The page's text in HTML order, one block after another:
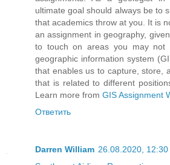
ultimate goal should always be to
that academics throw at you. It is
an assignment in geography,
to touch on areas you may not
geographic information system
that enables us to capture, store,
that is related to different
Learn more from GIS Assignment
Ответить
Darren William 26.08.2020, 12:30